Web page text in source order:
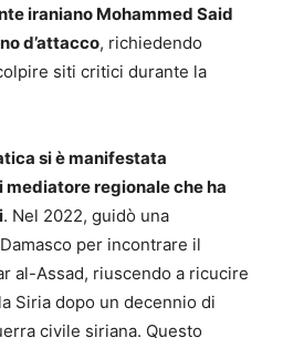
iraniano Mohammed Said
d’attacco, richiedendo
siti critici durante la
si è manifestata
regionale che ha
. Nel 2022, guidò una
per incontrare il
al-Assad, riuscendo a ricucire
Siria dopo un decennio di
civile siriana. Questo